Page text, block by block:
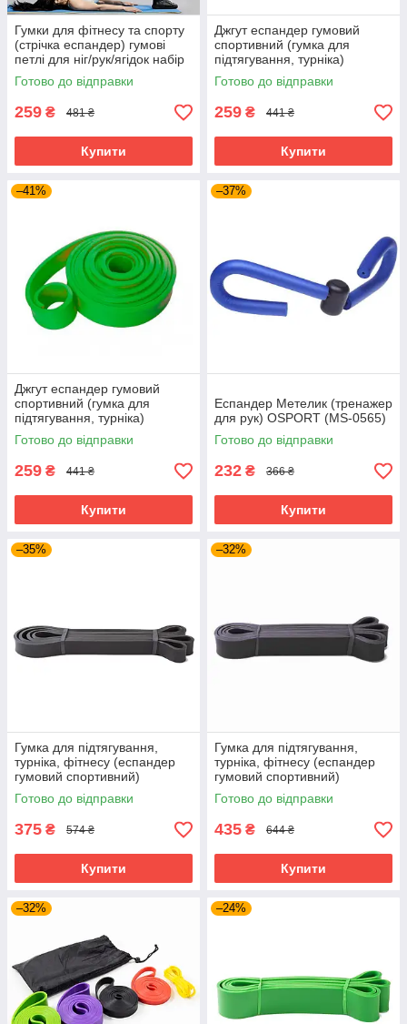
Гумки для фітнесу та спорту
(стрічка еспандер) гумові
петлі для ніг/рук/ягідок набір
5шт OSPORT (OF-0021)
Готово до відправки
259 ₴ 481 ₴
Купити
Джгут еспандер гумовий
спортивний (гумка для
підтягування, турніка)
3500x40 мм OSPORT (MS
2013) Червоний
Готово до відправки
259 ₴ 441 ₴
Купити
–41%
Джгут еспандер гумовий
спортивний (гумка для
підтягування, турніка)
3500x40 мм OSPORT (MS
2013) Зелений
Готово до відправки
259 ₴ 441 ₴
Купити
–37%
Еспандер Метелик (тренажер
для рук) OSPORT (MS-0565)
Готово до відправки
232 ₴ 366 ₴
Купити
–35%
Гумка для підтягування,
турніка, фітнесу (еспандер
гумовий спортивний)
2080x22 мм OSPORT (MS
1879)
Готово до відправки
375 ₴ 574 ₴
Купити
–32%
Гумка для підтягування,
турніка, фітнесу (еспандер
гумовий спортивний)
2080x32 мм OSPORT (MS
1877)
Готово до відправки
435 ₴ 644 ₴
Купити
–32% –24%